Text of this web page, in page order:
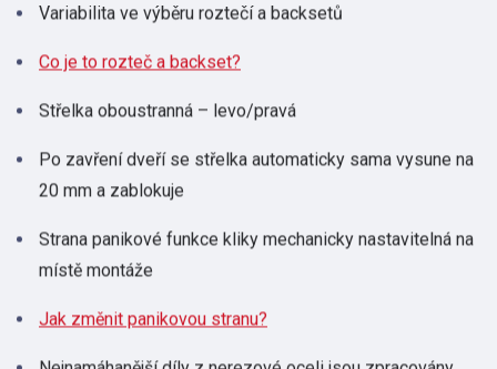
Co je to rozteč a backset?
Střelka oboustranná – levo/pravá
Po zavření dveří se střelka automaticky sama vysune na
20 mm a zablokuje
Strana panikové funkce kliky mechanicky nastavitelná na
místě montáže
Jak změnit panikovou stranu?
Nejnamáhanější díly z nerezové oceli jsou zpracovány